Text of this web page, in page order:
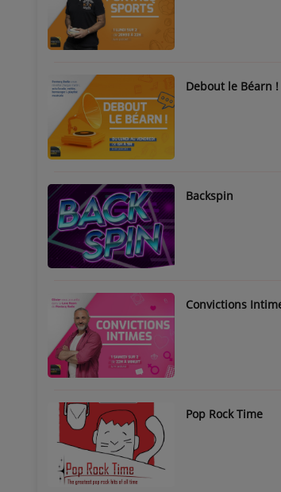
Debout le Béarn !
Backspin
Convictions
Pop Rock Time